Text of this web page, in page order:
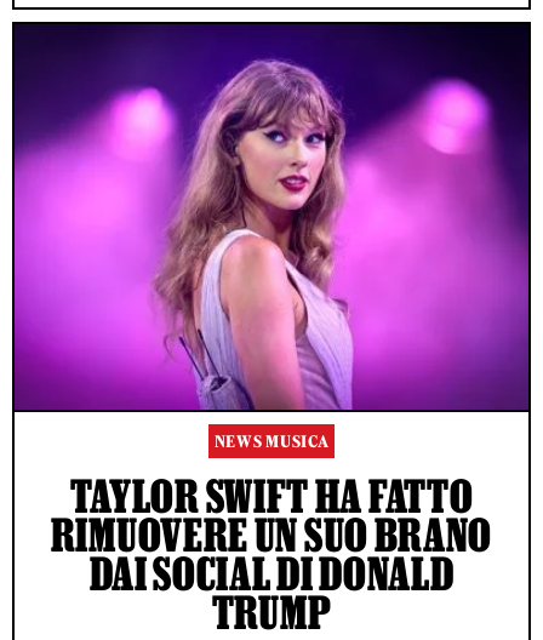
NEWS MUSICA
TAYLOR SWIFT HA FATTO
RIMUOVERE UN SUO BRANO
DAI SOCIAL DI DONALD
TRUMP